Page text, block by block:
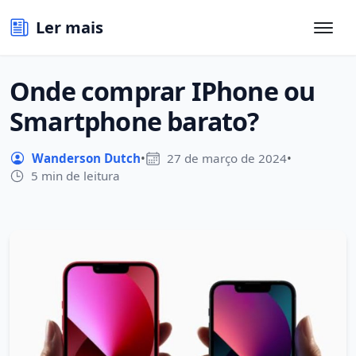
Ler mais
Onde comprar IPhone ou
Smartphone barato?
Wanderson Dutch• 27 de março de 2024•
5 min de leitura